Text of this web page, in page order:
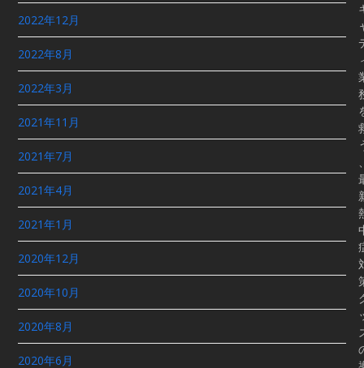
2022年12月
2022年8月
2022年3月
2021年11月
2021年7月
2021年4月
2021年1月
2020年12月
2020年10月
2020年8月
2020年6月